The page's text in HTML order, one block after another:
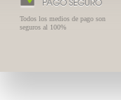
Todos los medios de pago son
seguros al 100%